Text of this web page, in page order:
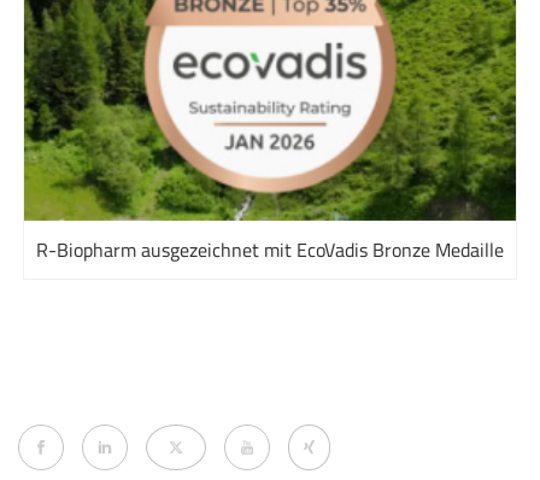
R-Biopharm ausgezeichnet mit EcoVadis Bronze Medaille